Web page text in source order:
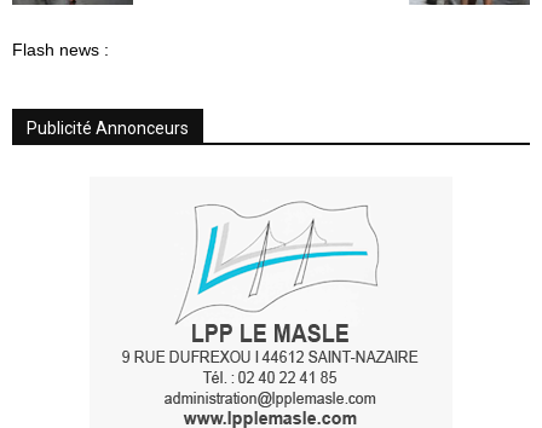
Flash news :
Publicité Annonceurs